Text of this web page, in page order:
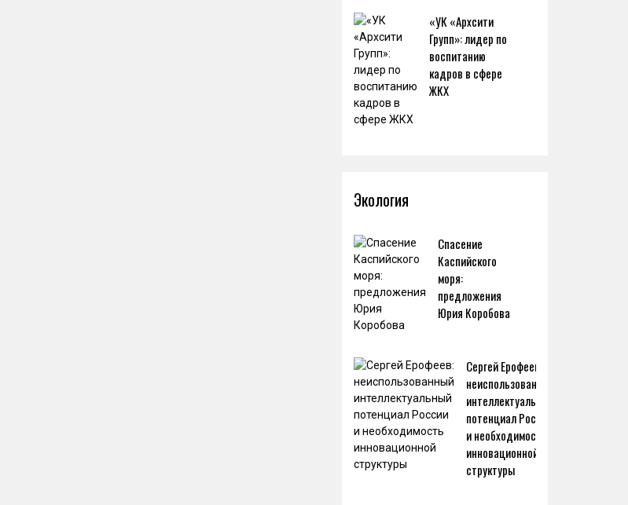
«УК «Архсити
Групп»: лидер по
воспитанию
кадров в сфере
ЖКХ
Экология
Спасение
Каспийского
моря:
предложения
Юрия Коробова
Сергей Ерофеев:
неиспользованный
интеллектуальный
потенциал России
и необходимость
инновационной
структуры